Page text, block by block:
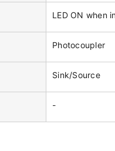
LED ON when
Photocoupler
Sink/Source
-